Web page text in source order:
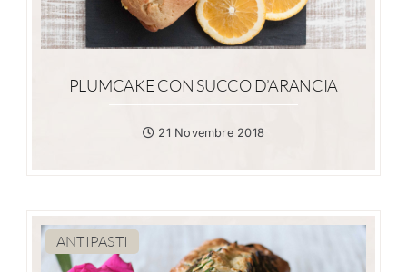
PLUMCAKE CON SUCCO D’ARANCIA
21 Novembre 2018
ANTIPASTI